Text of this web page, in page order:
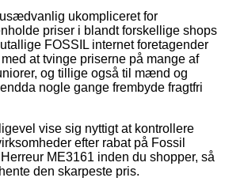
ukompliceret for
priser i blandt forskellige shops
FOSSIL internet foretagender
at tvinge priserne på mange af
og tillige også til mænd og
nogle gange frembyde fragtfri
vise sig nyttigt at kontrollere
efter rabat på Fossil
ME3161 inden du shopper, så
den skarpeste pris.